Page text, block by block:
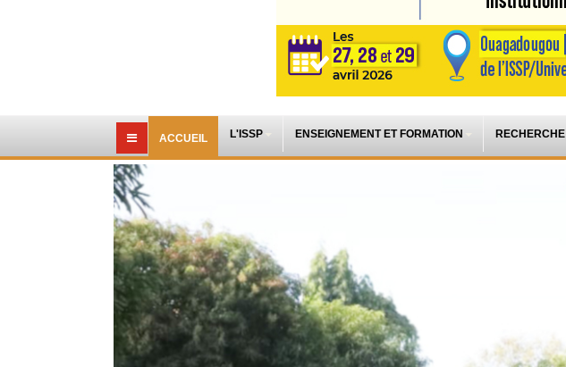
ACCUEIL L'ISSP ENSEIGNEMENT ET FORMATION RECHERCHE